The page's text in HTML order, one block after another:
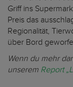
Griff ins
Preis das
Regionalität,
über Bord
Wenn du mehr
unserem Report